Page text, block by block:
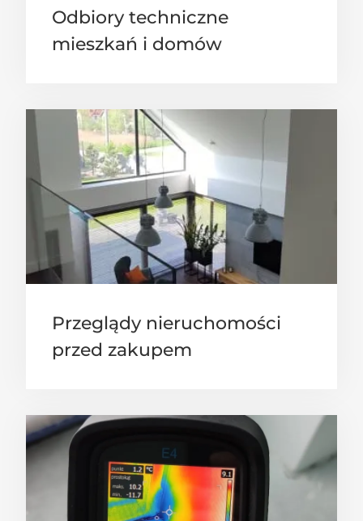
Odbiory techniczne
mieszkań i domów
Przeglądy nieruchomości
przed zakupem